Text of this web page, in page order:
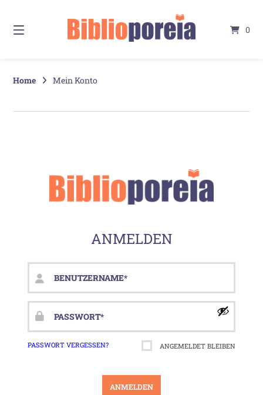
Inhalt
0
Home Mein Konto
ANMELDEN
oder
E-
Mail-
Adresse*
Passwort
Erforderlich
PASSWORT VERGESSEN? ANGEMELDET BLEIBEN
ANMELDEN